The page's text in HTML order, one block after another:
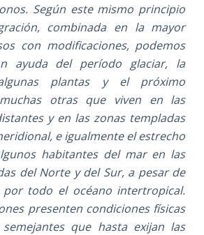
Según este mismo principio
combinada en la mayor
con modificaciones, podemos
ayuda del período glaciar, la
plantas y el próximo
otras que viven en las
y en las zonas templadas
e igualmente el estrecho
habitantes del mar en las
del Norte y del Sur, a pesar de
por todo el océano intertropical.
presenten condiciones físicas
que hasta exijan las